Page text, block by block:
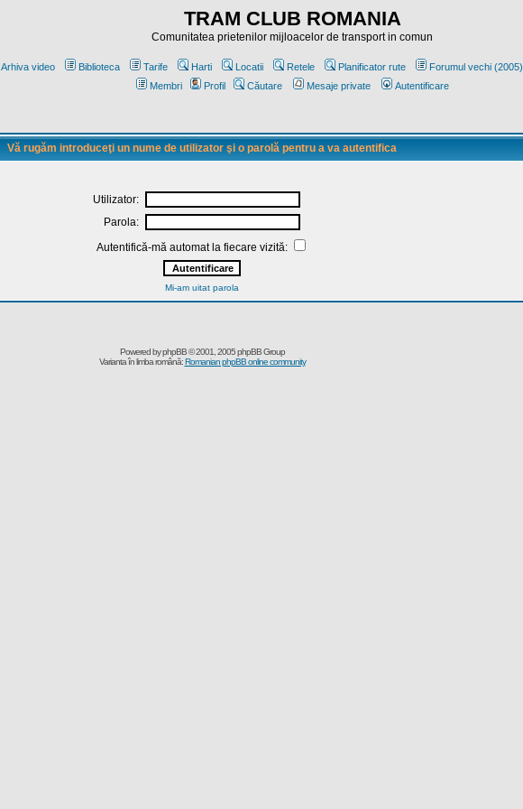
TRAM CLUB ROMANIA
Comunitatea prietenilor mijloacelor de transport in comun
Arhiva video Biblioteca Tarife Harti Locatii Retele Planificator rute Forumul vechi (2005)
Membri
Profil Căutare Mesaje private Autentificare
Vă rugăm introduceţi un nume de utilizator şi o parolă pentru a va autentifica
Utilizator:
Parola:
Autentifică-mă automat la fiecare vizită:
Mi-am uitat parola
Powered byphpBB© 2001, 2005 phpBB Group
Varianta în limba română:Romanian phpBB online community